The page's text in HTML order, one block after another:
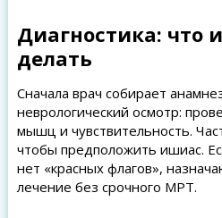
Диагностика: что
делать
Сначала врач собирает
неврологический осмотр:
мышц и чувствительность.
чтобы предположить ишиас.
нет «красных флагов»,
лечение без срочного МРТ.